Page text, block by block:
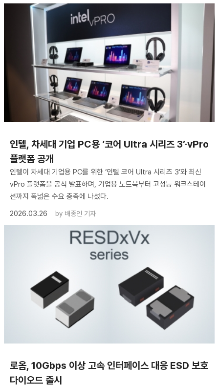
인텔, 차세대 기업 PC용 ‘코어 Ultra 시리즈 3’·vPro
플랫폼 공개
인텔이 차세대 기업용 PC를 위한 ‘인텔 코어 Ultra 시리즈 3’와 최신
vPro 플랫폼을 공식 발표하며, 기업용 노트북부터 고성능 워크스테이
션까지 폭넓은 수요 충족에 나섰다.
2026.03.26
by 배종인 기자
로옴, 10Gbps 이상 고속 인터페이스 대응 ESD 보호
다이오드 출시